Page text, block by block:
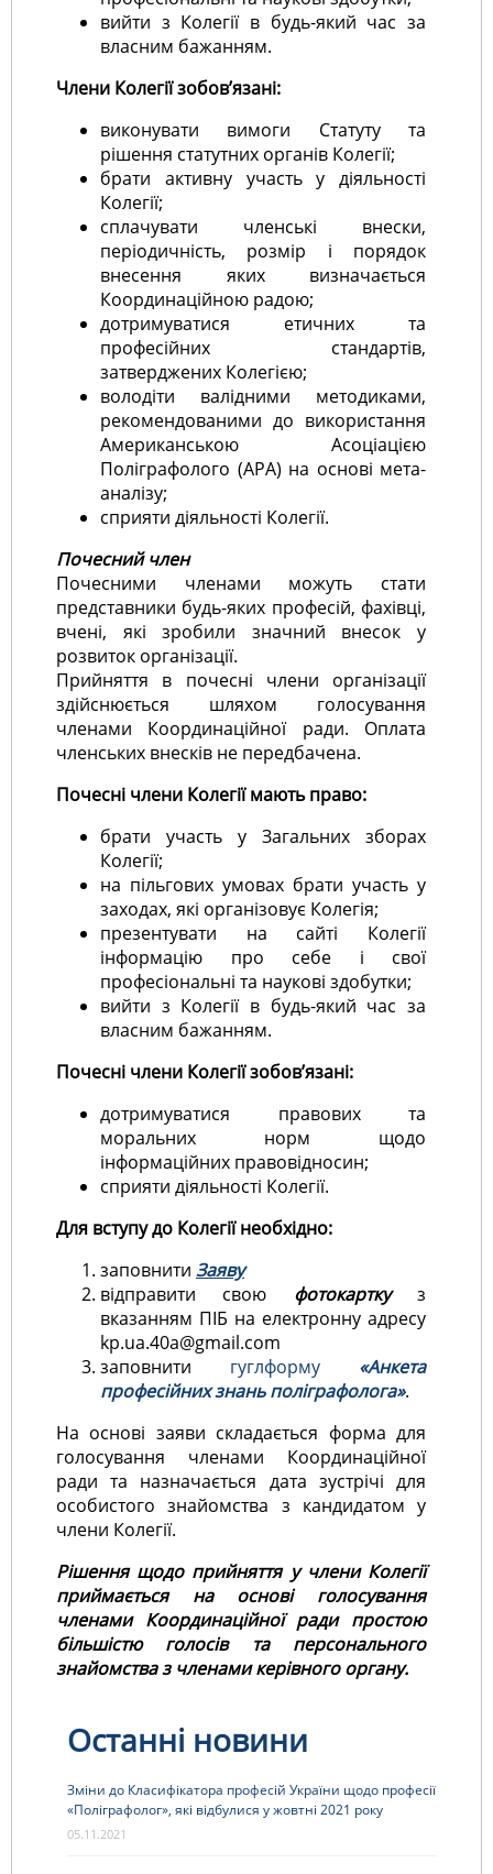
вийти з Колегії в будь-який час за
власним бажанням.
Члени Колегії зобов’язані:
виконувати вимоги Статуту та
рішення статутних органів Колегії;
брати активну участь у діяльності
Колегії;
сплачувати членські внески,
періодичність, розмір і порядок
внесення яких визначається
Координаційною радою;
дотримуватися етичних та
професійних стандартів,
затверджених Колегією;
володіти валідними методиками,
рекомендованими до використання
Американською Асоціацією
Поліграфолого (АРА) на основі мета-
аналізу;
сприяти діяльності Колегії.
Почесний член
Почесними членами можуть стати
представники будь-яких професій, фахівці,
вчені, які зробили значний внесок у
розвиток організації.
Прийняття в почесні члени організації
здійснюється шляхом голосування
членами Координаційної ради. Оплата
членських внесків не передбачена.
Почесні члени Колегії мають право:
брати участь у Загальних зборах
Колегії;
на пільгових умовах брати участь у
заходах, які організовує Колегія;
презентувати на сайті Колегії
інформацію про себе і свої
професіональні та наукові здобутки;
вийти з Колегії в будь-який час за
власним бажанням.
Почесні члени Колегії зобов’язані:
дотримуватися правових та
моральних норм щодо
інформаційних правовідносин;
сприяти діяльності Колегії.
Для вступу до Колегії необхідно:
заповнити Заяву
відправити свою фотокарткуз
вказанням ПІБ на електронну адресу
kp.ua.40a@gmail.com
заповнити гуглформу «Анкета
професійних знань поліграфолога».
На основі заяви складається форма для
голосування членами Координаційної
ради та назначається дата зустрічі для
особистого знайомства з кандидатом у
члени Колегії.
Рішення щодо прийняття у члени Колегії
приймається на основі голосування
членами Координаційної ради простою
більшістю голосів та персонального
знайомства з членами керівного органу.
Останні новини
Зміни до Класифікатора професій України щодо професії
«Поліграфолог», які відбулися у жовтні 2021 року
05.11.2021